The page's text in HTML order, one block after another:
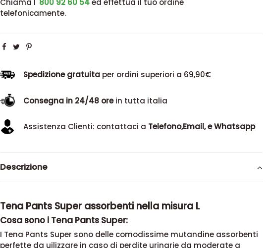
Chiama l' 800 92 60 54ed effettua il tuo ordine
telefonicamente.
Spedizione gratuitaper ordini superiori a 69,90€
Consegna in 24/48 orein tutta italia
Assistenza Clienti: contattaci a Telefono,Email, e Whatsapp
Descrizione
Tena Pants Super assorbenti nella misura L
Cosa sono i Tena Pants Super:
I Tena Pants Super sono delle comodissime mutandine assorbenti
perfette da uilizzare in caso di perdite urinarie da moderate a